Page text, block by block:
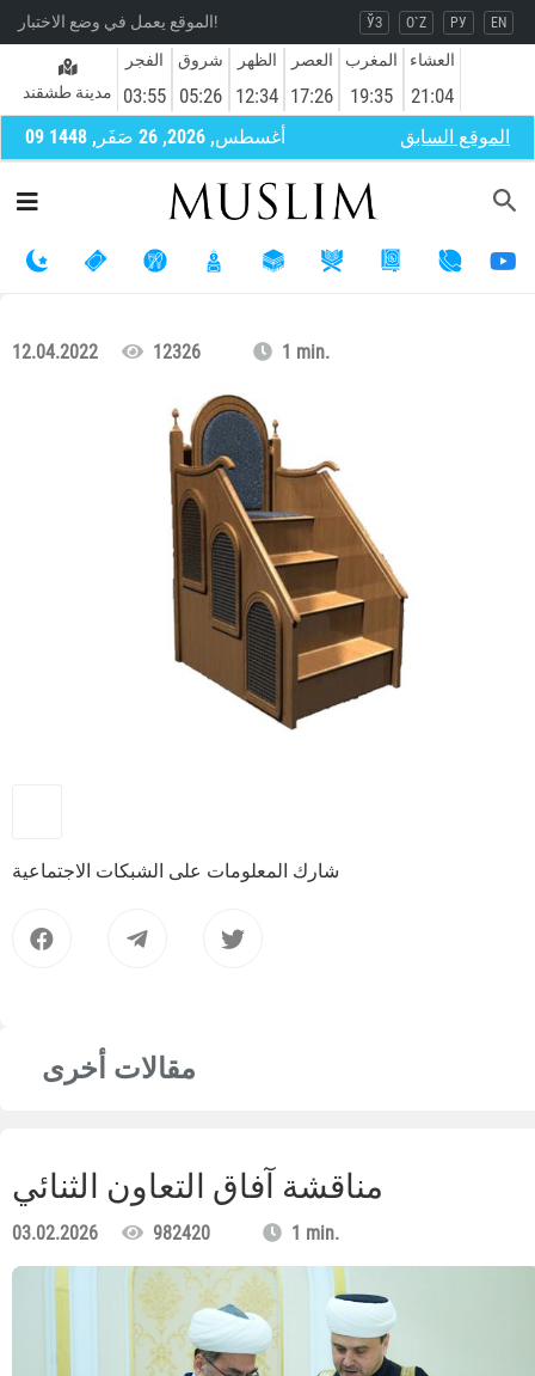
الموقع يعمل في وضع الاختبار! ЎЗ O`Z РУ EN
مدينة طشقند
الفجر
03:55
شروق
05:26
الظهر
12:34
العصر
17:26
المغرب
19:35
العشاء
21:04
09 أغسطس, 2026, 26 صَفَر, 1448 الموقع السابق
12.04.2022 12326 1 min.
شارك المعلومات على الشبكات الاجتماعية
مقالات أخرى
مناقشة آفاق التعاون الثنائي
03.02.2026 982420 1 min.